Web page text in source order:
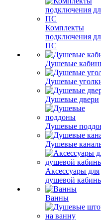
Комплекты
подключения
ПС
Душевые
Душевые
Душевые двери
Душевые
Душевые
Аксессуары для
душевой
Ванны